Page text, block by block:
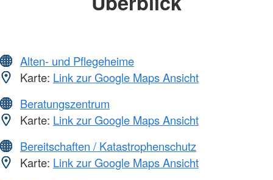
Alten- und Pflegeheime
Karte: Link zur Google Maps Ansicht
Beratungszentrum
Karte: Link zur Google Maps Ansicht
Bereitschaften / Katastrophenschutz
Karte: Link zur Google Maps Ansicht